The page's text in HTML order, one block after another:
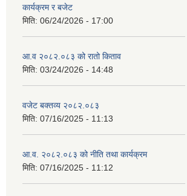
कार्यक्रम र बजेट
मिति: 06/24/2026 - 17:00
आ.व २०८२.०८३ को रातो किताव
मिति: 03/24/2026 - 14:48
वजेट बक्तव्य २०८२.०८३
मिति: 07/16/2025 - 11:13
आ.व. २०८२.०८३ को नीति तथा कार्यक्रम
मिति: 07/16/2025 - 11:12